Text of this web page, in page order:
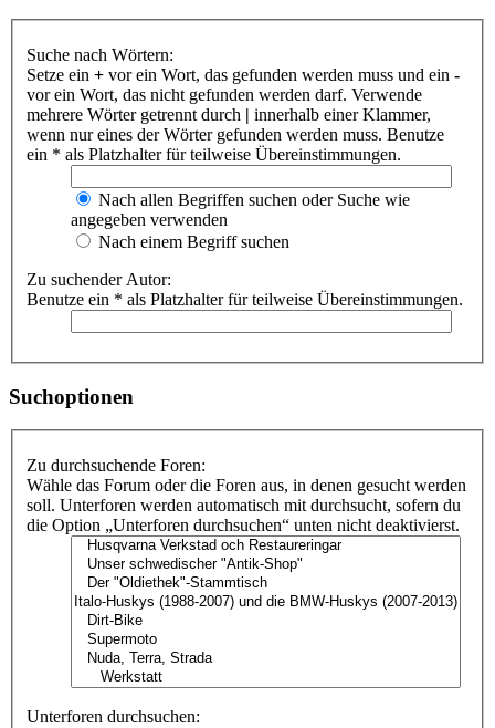
Suche nach Wörtern:
Setze ein + vor ein Wort, das gefunden werden muss und ein -
vor ein Wort, das nicht gefunden werden darf. Verwende
mehrere Wörter getrennt durch | innerhalb einer Klammer,
wenn nur eines der Wörter gefunden werden muss. Benutze
ein * als Platzhalter für teilweise Übereinstimmungen.
Nach allen Begriffen suchen oder Suche wie
angegeben verwenden
Nach einem Begriff suchen
Zu suchender Autor:
Benutze ein * als Platzhalter für teilweise Übereinstimmungen.
Suchoptionen
Zu durchsuchende Foren:
Wähle das Forum oder die Foren aus, in denen gesucht werden
soll. Unterforen werden automatisch mit durchsucht, sofern du
die Option „Unterforen durchsuchen“ unten nicht deaktivierst.
Unterforen durchsuchen: